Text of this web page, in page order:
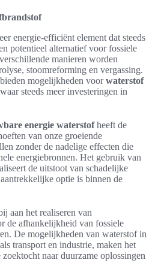
energie-efficiënt element dat steeds
potentieel alternatief voor fossiele
manieren worden
stoomreforming en vergassing.
mogelijkheden voorwaterstof
steeds meer investeringen in
energie waterstofheeft de
van onze groeiende
zonder de nadelige effecten die
energiebronnen. Het gebruik van
de uitstoot van schadelijke
optie is binnen de
aan het realiseren van
de afhankelijkheid van fossiele
De mogelijkheden van waterstof in
transport en industrie, maken het
naar duurzame oplossingen